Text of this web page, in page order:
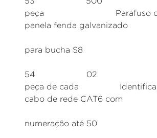
peça Parafuso
panela fenda galvanizado
para bucha S8
54
peça de cada
cabo de rede CAT6 com
numeração até 50